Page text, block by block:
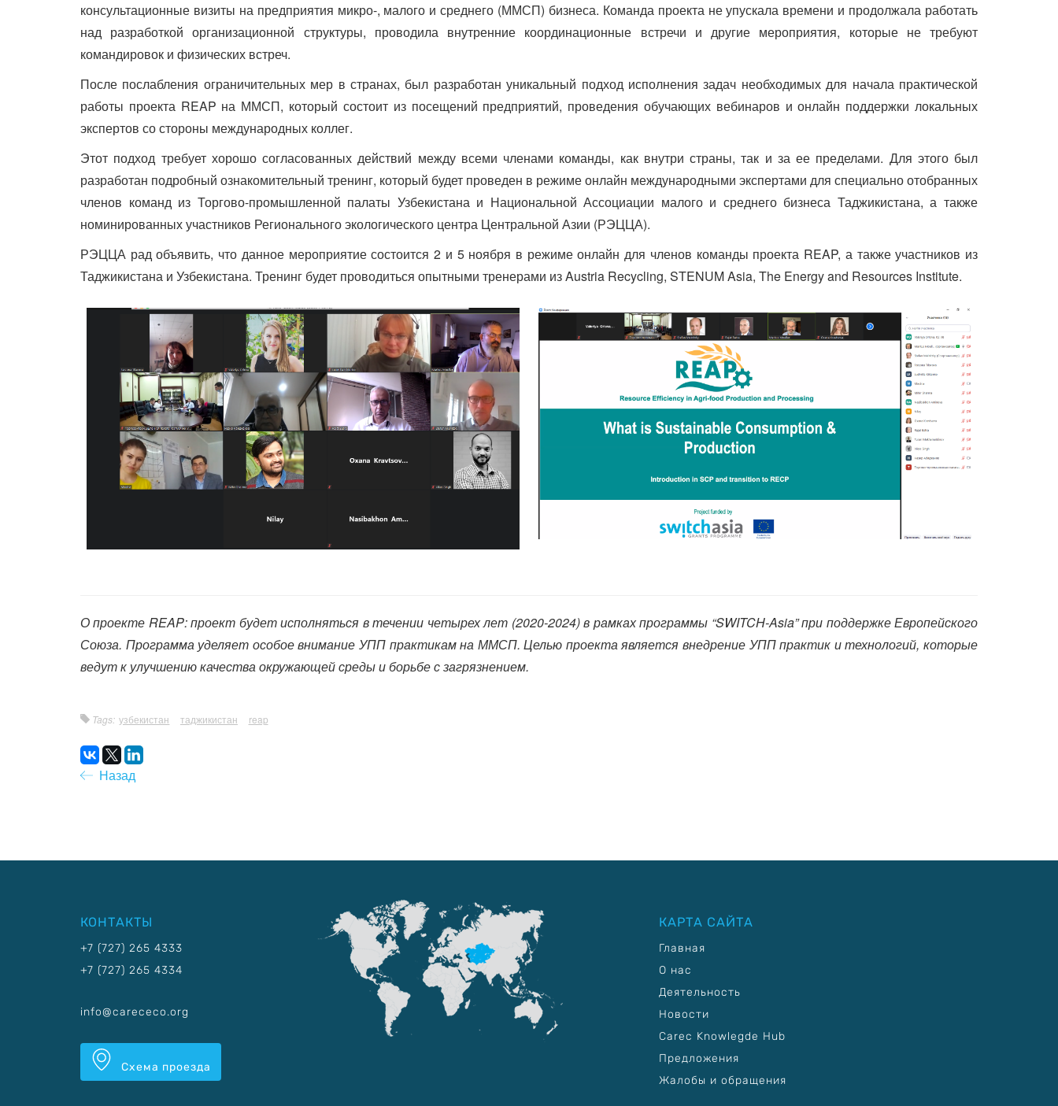
консультационные визиты на предприятия микро-, малого и среднего (ММСП) бизнеса. Команда проекта не упускала времени и продолжала работать
над разработкой организационной структуры, проводила внутренние координационные встречи и другие мероприятия, которые не требуют
командировок и физических встреч.
После послабления ограничительных мер в странах, был разработан уникальный подход исполнения задач необходимых для начала практической
работы проекта REAP на ММСП, который состоит из посещений предприятий, проведения обучающих вебинаров и онлайн поддержки локальных
экспертов со стороны международных коллег.
Этот подход требует хорошо согласованных действий между всеми членами команды, как внутри страны, так и за ее пределами. Для этого был
разработан подробный ознакомительный тренинг, который будет проведен в режиме онлайн международными экспертами для специально отобранных
членов команд из Торгово-промышленной палаты Узбекистана и Национальной Ассоциации малого и среднего бизнеса Таджикистана, а также
номинированных участников Регионального экологического центра Центральной Азии (РЭЦЦА).
РЭЦЦА рад объявить, что данное мероприятие состоится 2 и 5 ноября в режиме онлайн для членов команды проекта REAP, а также участников из
Таджикистана и Узбекистана. Тренинг будет проводиться опытными тренерами из Austria Recycling, STENUM Asia, The Energy and Resources Institute.
О проекте REAP: проект будет исполняться в течении четырех лет (2020-2024) в рамках программы “SWITCH-Asia” при поддержке Европейского
Союза. Программа уделяет особое внимание УПП практикам на ММСП. Целью проекта является внедрение УПП практик и технологий, которые
ведут к улучшению качества окружающей среды и борьбе с загрязнением.
Tags: узбекистан таджикистан reap
Назад
КОНТАКТЫ
+7 (727) 265 4333
+7 (727) 265 4334
info@carececo.org
Схема проезда
КАРТА САЙТА
Главная
О нас
Деятельность
Новости
Carec Knowlegde Hub
Предложения
Жалобы и обращения